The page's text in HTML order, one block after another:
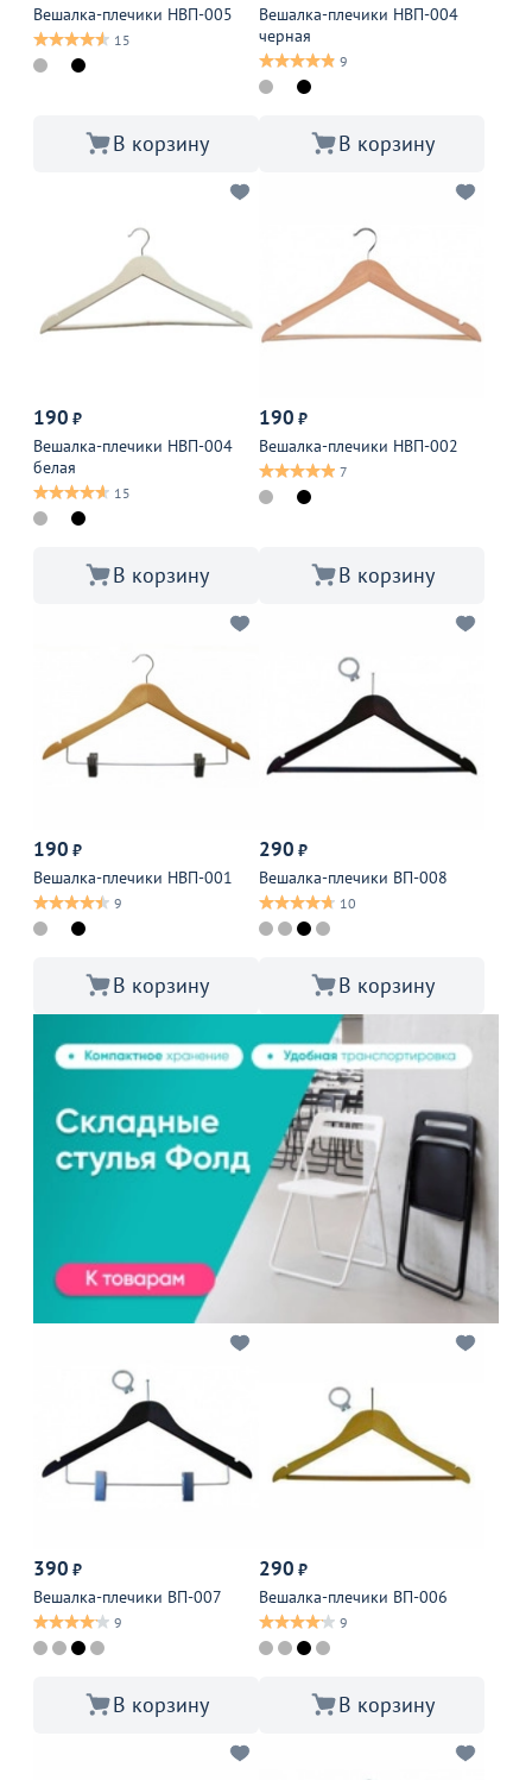
Вешалка-плечики НВП-005
15
В корзину
Вешалка-плечики НВП-004
черная
9
В корзину
190 ₽
Вешалка-плечики НВП-004
белая
15
В корзину
190 ₽
Вешалка-плечики НВП-002
7
В корзину
190 ₽
Вешалка-плечики НВП-001
9
В корзину
290 ₽
Вешалка-плечики ВП-008
10
В корзину
390 ₽
Вешалка-плечики ВП-007
9
В корзину
290 ₽
Вешалка-плечики ВП-006
9
В корзину